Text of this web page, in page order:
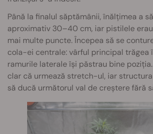
Până la finalul săptămânii, înălțimea a
aproximativ 30–40 cm, iar pistilele
mai multe puncte. Începea să se
cola-ei centrale: vârful principal trăgea
ramurile laterale își păstrau bine
clar că urmează stretch-ul, iar
să ducă următorul val de creștere fără